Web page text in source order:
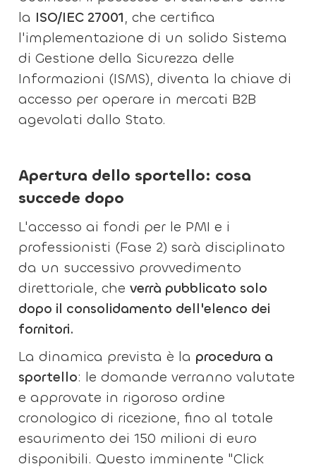
la ISO/IEC 27001, che certifica
l'implementazione di un solido Sistema
di Gestione della Sicurezza delle
Informazioni (ISMS), diventa la chiave di
accesso per operare in mercati B2B
agevolati dallo Stato.
Apertura dello sportello: cosa
succede dopo
L'accesso ai fondi per le PMI e i
professionisti (Fase 2) sarà disciplinato
da un successivo provvedimento
direttoriale, cheverrà pubblicato solo
dopo il consolidamento dell'elenco dei
fornitori.
La dinamica prevista è la procedura a
sportello: le domande verranno valutate
e approvate in rigoroso ordine
cronologico di ricezione, fino al totale
esaurimento dei 150 milioni di euro
disponibili. Questo imminente "Click